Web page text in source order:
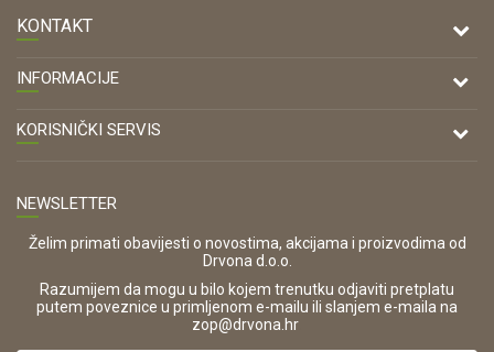
KONTAKT
DRVONA D.O.O.
Antuna Mihanovića 7,
47000 Karlovac
OIB:
42821181683
16280
INFORMACIJE
O nama
KORISNIČKI SERVIS
Zaštita privatnosti i osobnih podataka
Korištenje kolačića
Pravo na odustajanje i jednostrani raskid ugovora
Reklamacije
NEWSLETTER
Želim primati obavijesti o novostima, akcijama i proizvodima od
Drvona d.o.o.
Razumijem da mogu u bilo kojem trenutku odjaviti pretplatu
putem poveznice u primljenom e-mailu ili slanjem e-maila na
zop@drvona.hr